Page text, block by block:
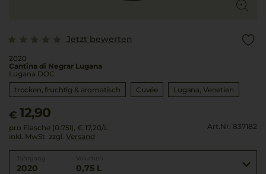
Jetzt bewerten
2020
Cantina di Negrar Lugana
Lugana DOC
trocken, fruchtig & aromatisch
Cuvée Lugana Venetien
€ 12,90
pro Flasche (0.75l), € 17,20/L
inkl. MwSt. zzgl. Versand
Art.Nr. 837182
2020 0,75 L